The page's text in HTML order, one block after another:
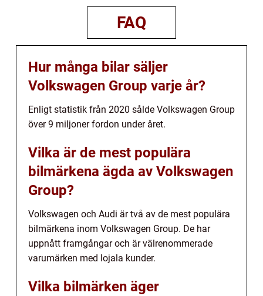
FAQ
Hur många bilar säljer
Volkswagen Group varje år?
Enligt statistik från 2020 sålde Volkswagen Group
över 9 miljoner fordon under året.
Vilka är de mest populära
bilmärkena ägda av Volkswagen
Group?
Volkswagen och Audi är två av de mest populära
bilmärkena inom Volkswagen Group. De har
uppnått framgångar och är välrenommerade
varumärken med lojala kunder.
Vilka bilmärken äger